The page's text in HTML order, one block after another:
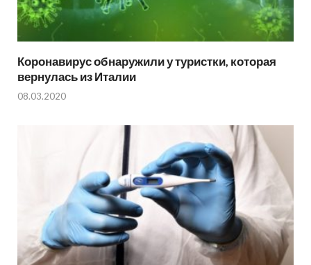
Коронавирус обнаружили у туристки, которая
вернулась из Италии
08.03.2020